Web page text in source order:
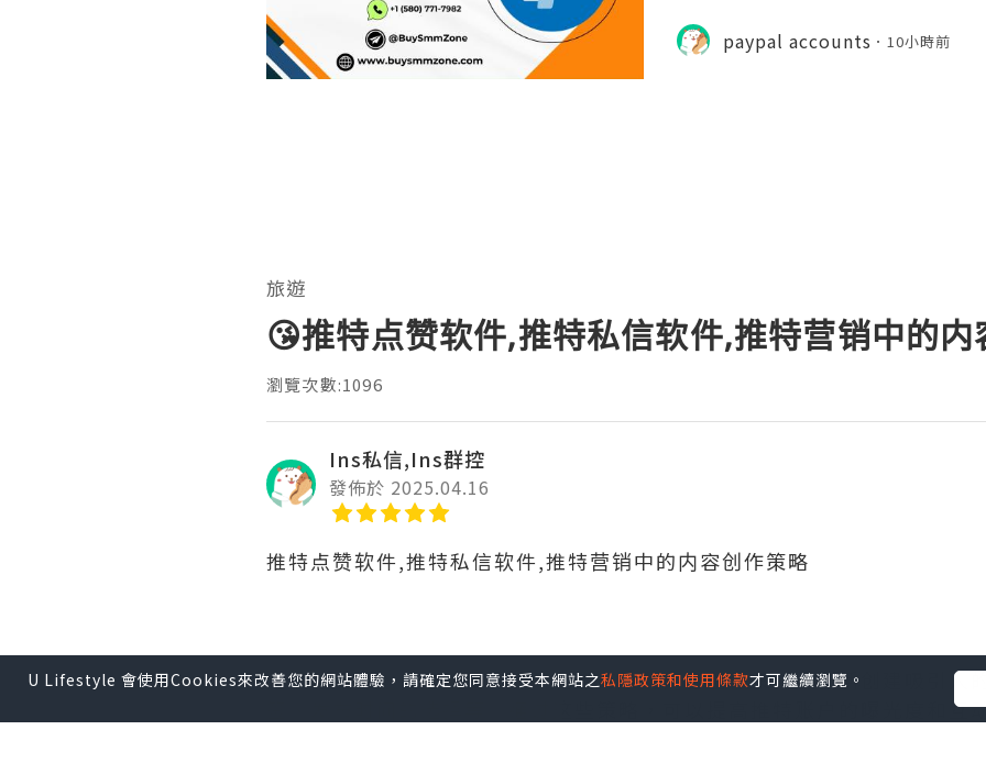
026, transaction speed is the
er you are bidding on a
paypal accounts 10小時前
旅遊
😘推特点赞软件,推特私信软件,推特营销中的
瀏覽次數:1096
Ins私信,Ins群控
發佈於 2025.04.16
推特点赞软件,推特私信软件,推特营销中的内容创作策略
为了在推特上成功营销，需要制定有效的内容创作策略。包括创建吸引人
签、发布时间的选择等。通过这些策略，可以提高推特账户的曝光度和互
U Lifestyle 會使用Cookies來改善您的網站體驗，請確定您同意接受本網站之私隱政策和使用條款才可繼續瀏覽。